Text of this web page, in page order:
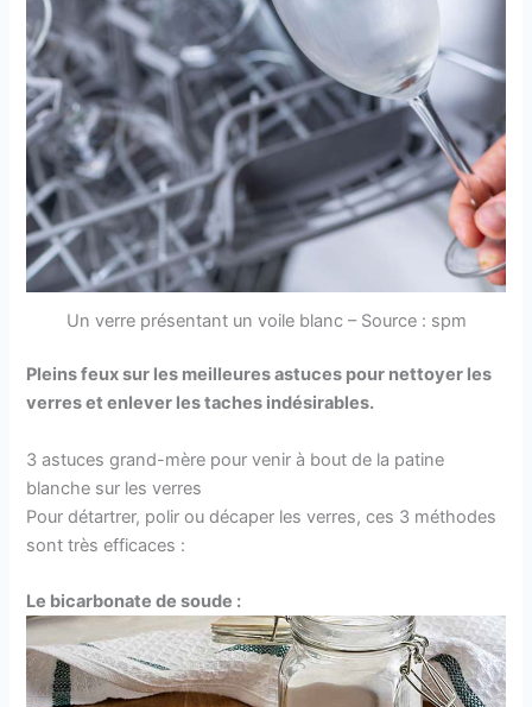
Un verre présentant un voile blanc – Source : spm
Pleins feux sur les meilleures astuces pour nettoyer les
verres et enlever les taches indésirables.
3 astuces grand-mère pour venir à bout de la patine
blanche sur les verres
Pour détartrer, polir ou décaper les verres, ces 3 méthodes
sont très efficaces :
Le bicarbonate de soude :